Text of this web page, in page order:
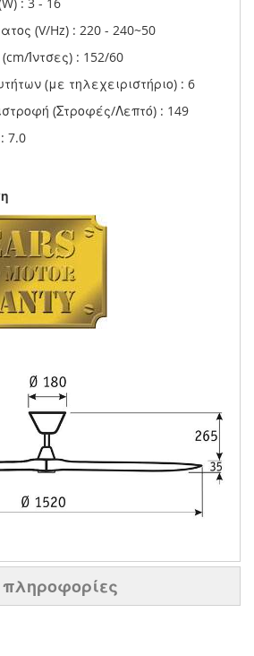
(V/Hz) : 220 - 240~50
Ίντσες) : 152/60
(με τηλεχειριστήριο) : 6
(Στροφές/Λεπτό) : 149
7.0
πληροφορίες